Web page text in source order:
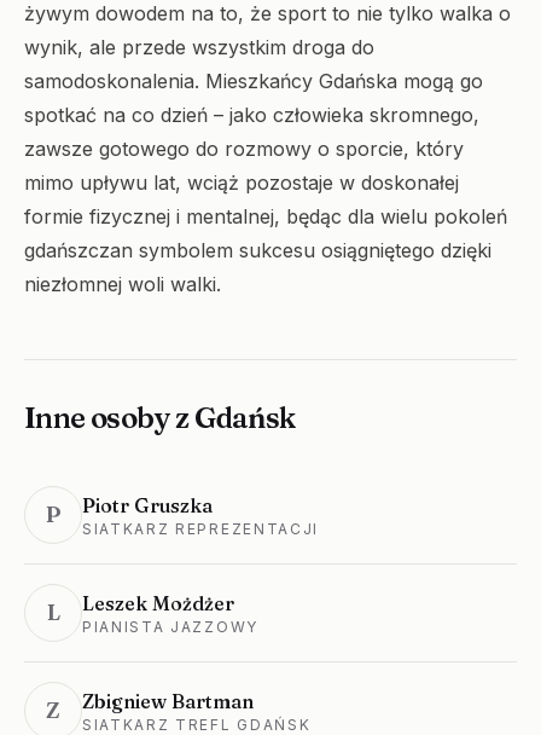
żywym dowodem na to, że sport to nie tylko walka o
wynik, ale przede wszystkim droga do
samodoskonalenia. Mieszkańcy Gdańska mogą go
spotkać na co dzień – jako człowieka skromnego,
zawsze gotowego do rozmowy o sporcie, który
mimo upływu lat, wciąż pozostaje w doskonałej
formie fizycznej i mentalnej, będąc dla wielu pokoleń
gdańszczan symbolem sukcesu osiągniętego dzięki
niezłomnej woli walki.
Inne osoby z Gdańsk
P Piotr Gruszka
SIATKARZ REPREZENTACJI
L Leszek Możdżer
PIANISTA JAZZOWY
Z Zbigniew Bartman
SIATKARZ TREFL GDAŃSK